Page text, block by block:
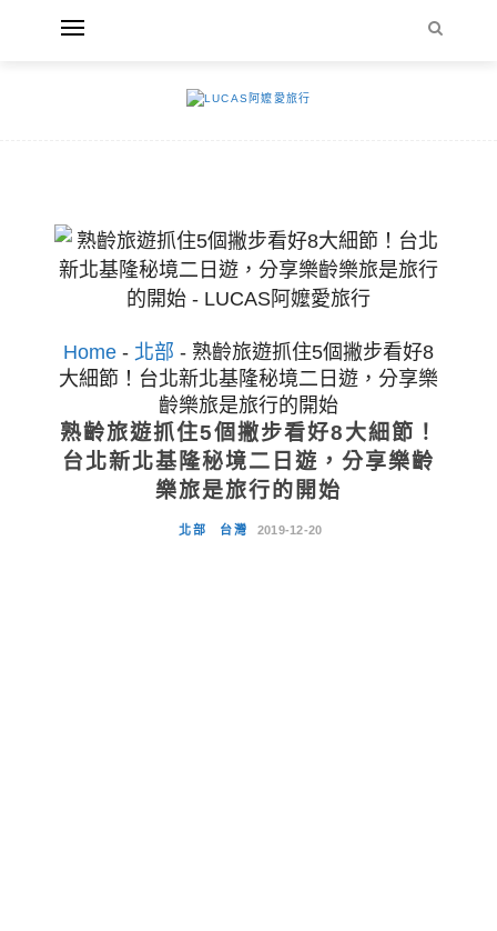
Home - 北部 - 熟齡旅遊抓住5個撇步看好8
大細節！台北新北基隆秘境二日遊，分享樂
齡樂旅是旅行的開始
熟齡旅遊抓住5個撇步看好8大細節！
台北新北基隆秘境二日遊，分享樂齡
樂旅是旅行的開始
北部 台灣 2019-12-20